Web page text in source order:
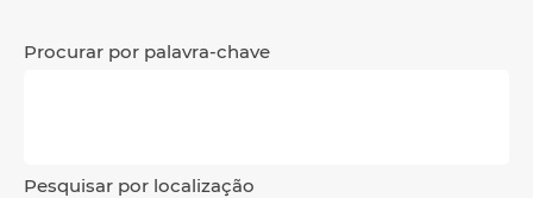
Procurar por palavra-chave
Pesquisar por localização